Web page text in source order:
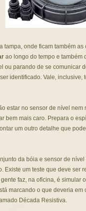
tampa, onde ficam também
ao longo do tempo e também
ou parando de se comunicar
identificado. Vale, inclusive,
estar no sensor de nível
bem mais caro. Prepara o
um outro detalhe que
da bóia e sensor de
Existe um teste que deve ser
faz, na oficina, é simular
marcando o que deveria em
Década Resistiva.